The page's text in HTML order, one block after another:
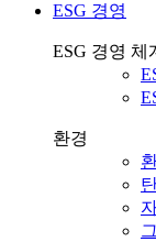
ESG 경영
ESG 경영 체
환경